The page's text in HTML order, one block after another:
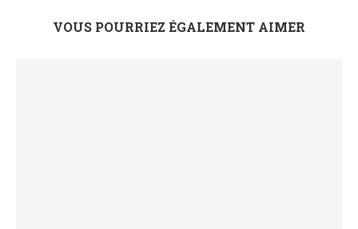
VOUS POURRIEZ ÉGALEMENT AIMER